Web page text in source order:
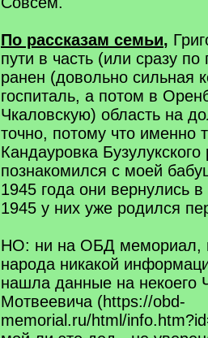
По рассказам семьи,
пути в часть (или сразу
ранен (довольно сильная
госпиталь, а потом в
Чкаловскую) область на
точно, потому что именно
Кандауровка
познакомился с моей
1945 года они вернулись
1945 у них уже родился
НО: ни на ОБД мемориал,
народа никакой
нашла данные на некоего
Мотвеевича (https://obd-
memorial.ru/html/